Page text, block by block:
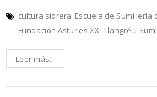
cultura sidrera Escuela de Sumillería
Fundación Asturies XXI Llangréu
Leer más...